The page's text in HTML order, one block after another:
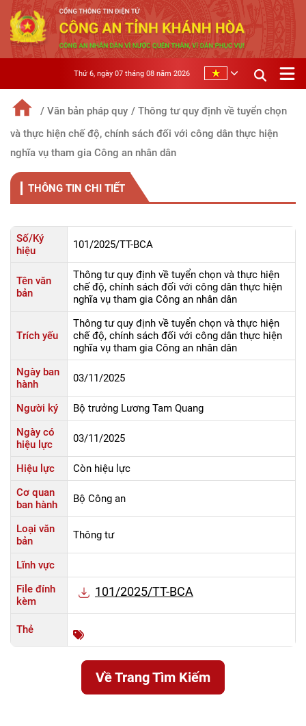
Thứ 6, ngày 07 tháng 08 năm 2026
/ Văn bản pháp quy / Thông tư quy định về tuyển chọn
và thực hiện chế độ, chính sách đối với công dân thực hiện
nghĩa vụ tham gia Công an nhân dân
THÔNG TIN CHI TIẾT
Số/Ký
hiệu
101/2025/TT-BCA
Tên văn
bản
Thông tư quy định về tuyển chọn và thực hiện
chế độ, chính sách đối với công dân thực hiện
nghĩa vụ tham gia Công an nhân dân
Trích yếu
Thông tư quy định về tuyển chọn và thực hiện
chế độ, chính sách đối với công dân thực hiện
nghĩa vụ tham gia Công an nhân dân
Ngày ban
hành
03/11/2025
Người ký
Bộ trưởng Lương Tam Quang
Ngày có
hiệu lực
03/11/2025
Hiệu lực
Còn hiệu lực
Cơ quan
ban hành
Bộ Công an
Loại văn
bản
Thông tư
Lĩnh vực
File đính
kèm
101/2025/TT-BCA
Thẻ
Về Trang Tìm Kiếm